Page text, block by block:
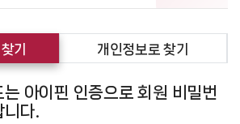
기 개인정보로 찾기
아이핀 인증으로 회원 비밀번
니다.